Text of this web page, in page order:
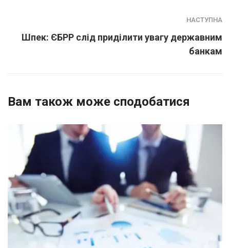
НАСТУПНА
Шпек: ЄБРР слід приділити увагу державним
банкам
Вам також може сподобатися